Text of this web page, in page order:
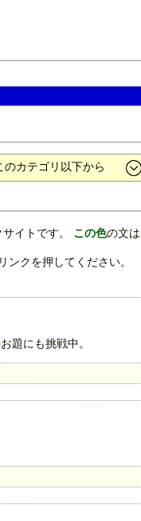
イトです。 この色の文は
ンクを押してください。
題にも挑戦中。